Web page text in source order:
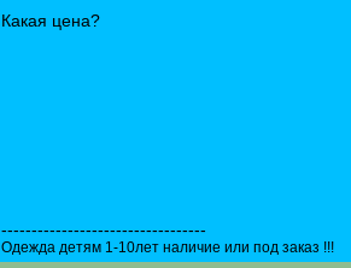
Какая цена?
----------------------------------
Одежда детям 1-10лет наличие или под заказ !!!